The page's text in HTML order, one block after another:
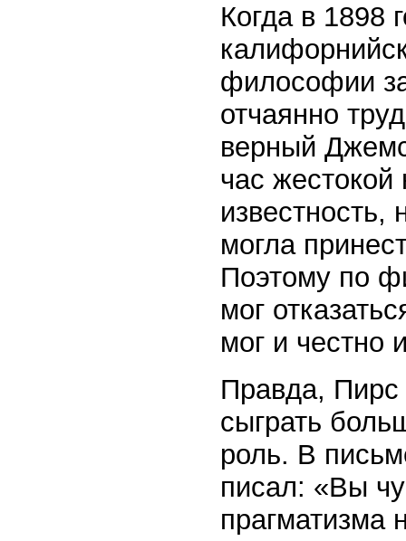
Когда в 1898
философии
отчаянно
верный
час
известность,
могла
Поэтому по
мог
мог и честно
Правда, Пирс
сыграть
роль. В
писал: «Вы
прагматизма